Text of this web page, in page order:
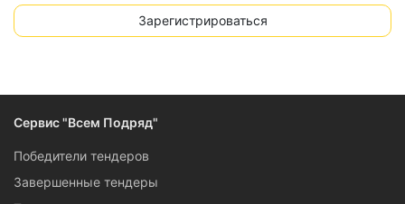
Зарегистрироваться
Сервис "Всем Подряд"
Победители тендеров
Завершенные тендеры